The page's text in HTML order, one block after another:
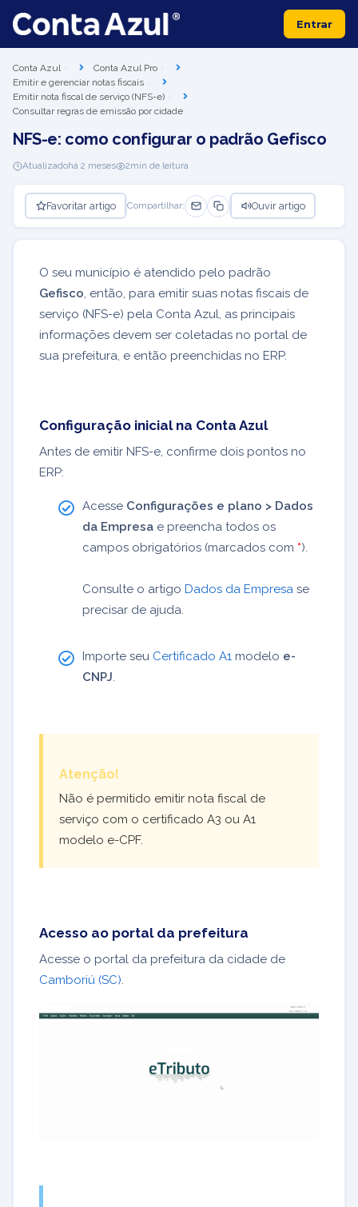
Entrar
Conta Azul
Conta Azul Pro
Emitir e gerenciar notas fiscais
Emitir nota fiscal de serviço (NFS-e)
Consultar regras de emissão por cidade
NFS-e: como configurar o padrão Gefisco
Atualizadohá 2 meses 2min de leitura
Favoritar artigo Compartilhar: Ouvir artigo
O seu município é atendido pelo padrão
Gefisco, então, para emitir suas notas fiscais de
serviço (NFS-e) pela Conta Azul, as principais
informações devem ser coletadas no portal de
sua prefeitura, e então preenchidas no ERP.
Configuração inicial na Conta Azul
Antes de emitir NFS-e, confirme dois pontos no
ERP:
Acesse Configurações e plano > Dados
da Empresa e preencha todos os
campos obrigatórios (marcados com *).
Consulte o artigo Dados da Empresa se
precisar de ajuda.
Importe seu Certificado A1 modelo e-
CNPJ.
Atenção!
Não é permitido emitir nota fiscal de
serviço com o certificado A3 ou A1
modelo e-CPF.
Acesso ao portal da prefeitura
Acesse o portal da prefeitura da cidade de
Camboriú (SC)